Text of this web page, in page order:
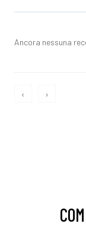
Ancora nessuna
‹ ›